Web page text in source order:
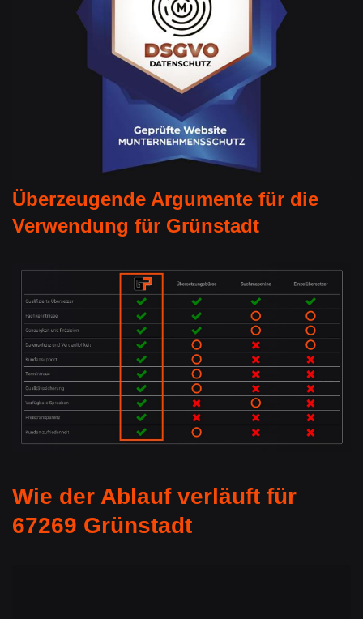
Überzeugende Argumente für die
Verwendung für Grünstadt
Wie der Ablauf verläuft für
67269 Grünstadt